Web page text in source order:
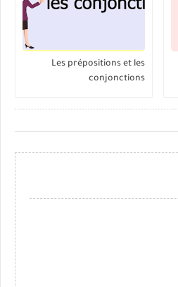
Les prépositions et les
conjonctions